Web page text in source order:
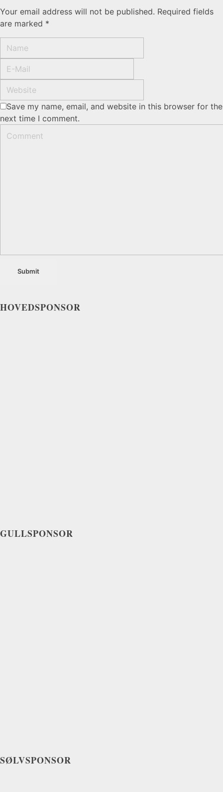
Your email address will not be published. Required fields
are marked *
Save my name, email, and website in this browser for the
next time I comment.
HOVEDSPONSOR
GULLSPONSOR
SØLVSPONSOR